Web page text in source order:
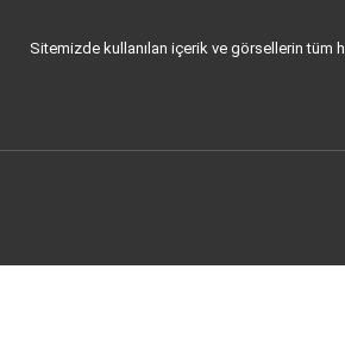
Sitemizde kullanılan içerik ve görsellerin tüm